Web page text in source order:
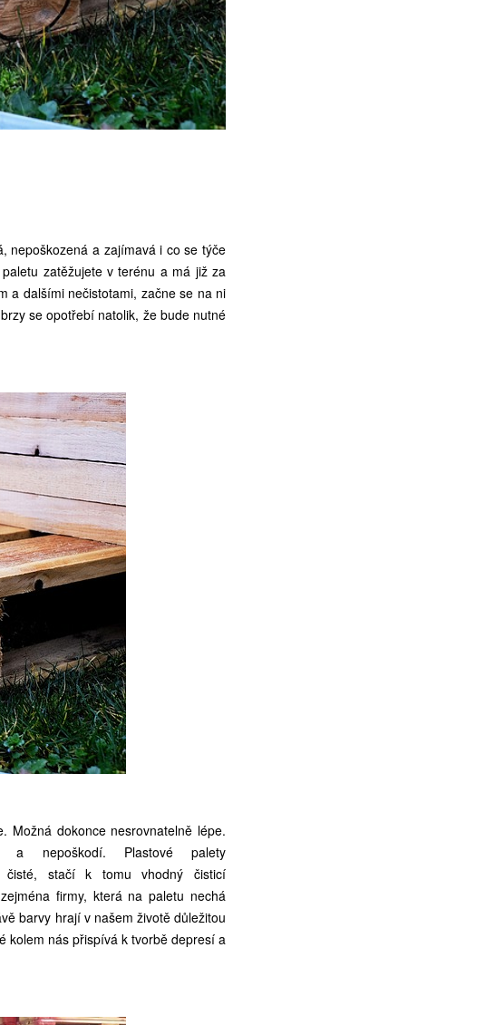
nepoškozená a zajímavá i co se týče
zatěžujete v terénu a má již za
a dalšími nečistotami, začne se na ni
se opotřebí natolik, že bude nutné
Možná dokonce nesrovnatelně lépe.
nepoškodí. Plastové palety
čisté, stačí k tomu vhodný čisticí
firmy, která na paletu nechá
barvy hrají v našem životě důležitou
kolem nás přispívá k tvorbě depresí a